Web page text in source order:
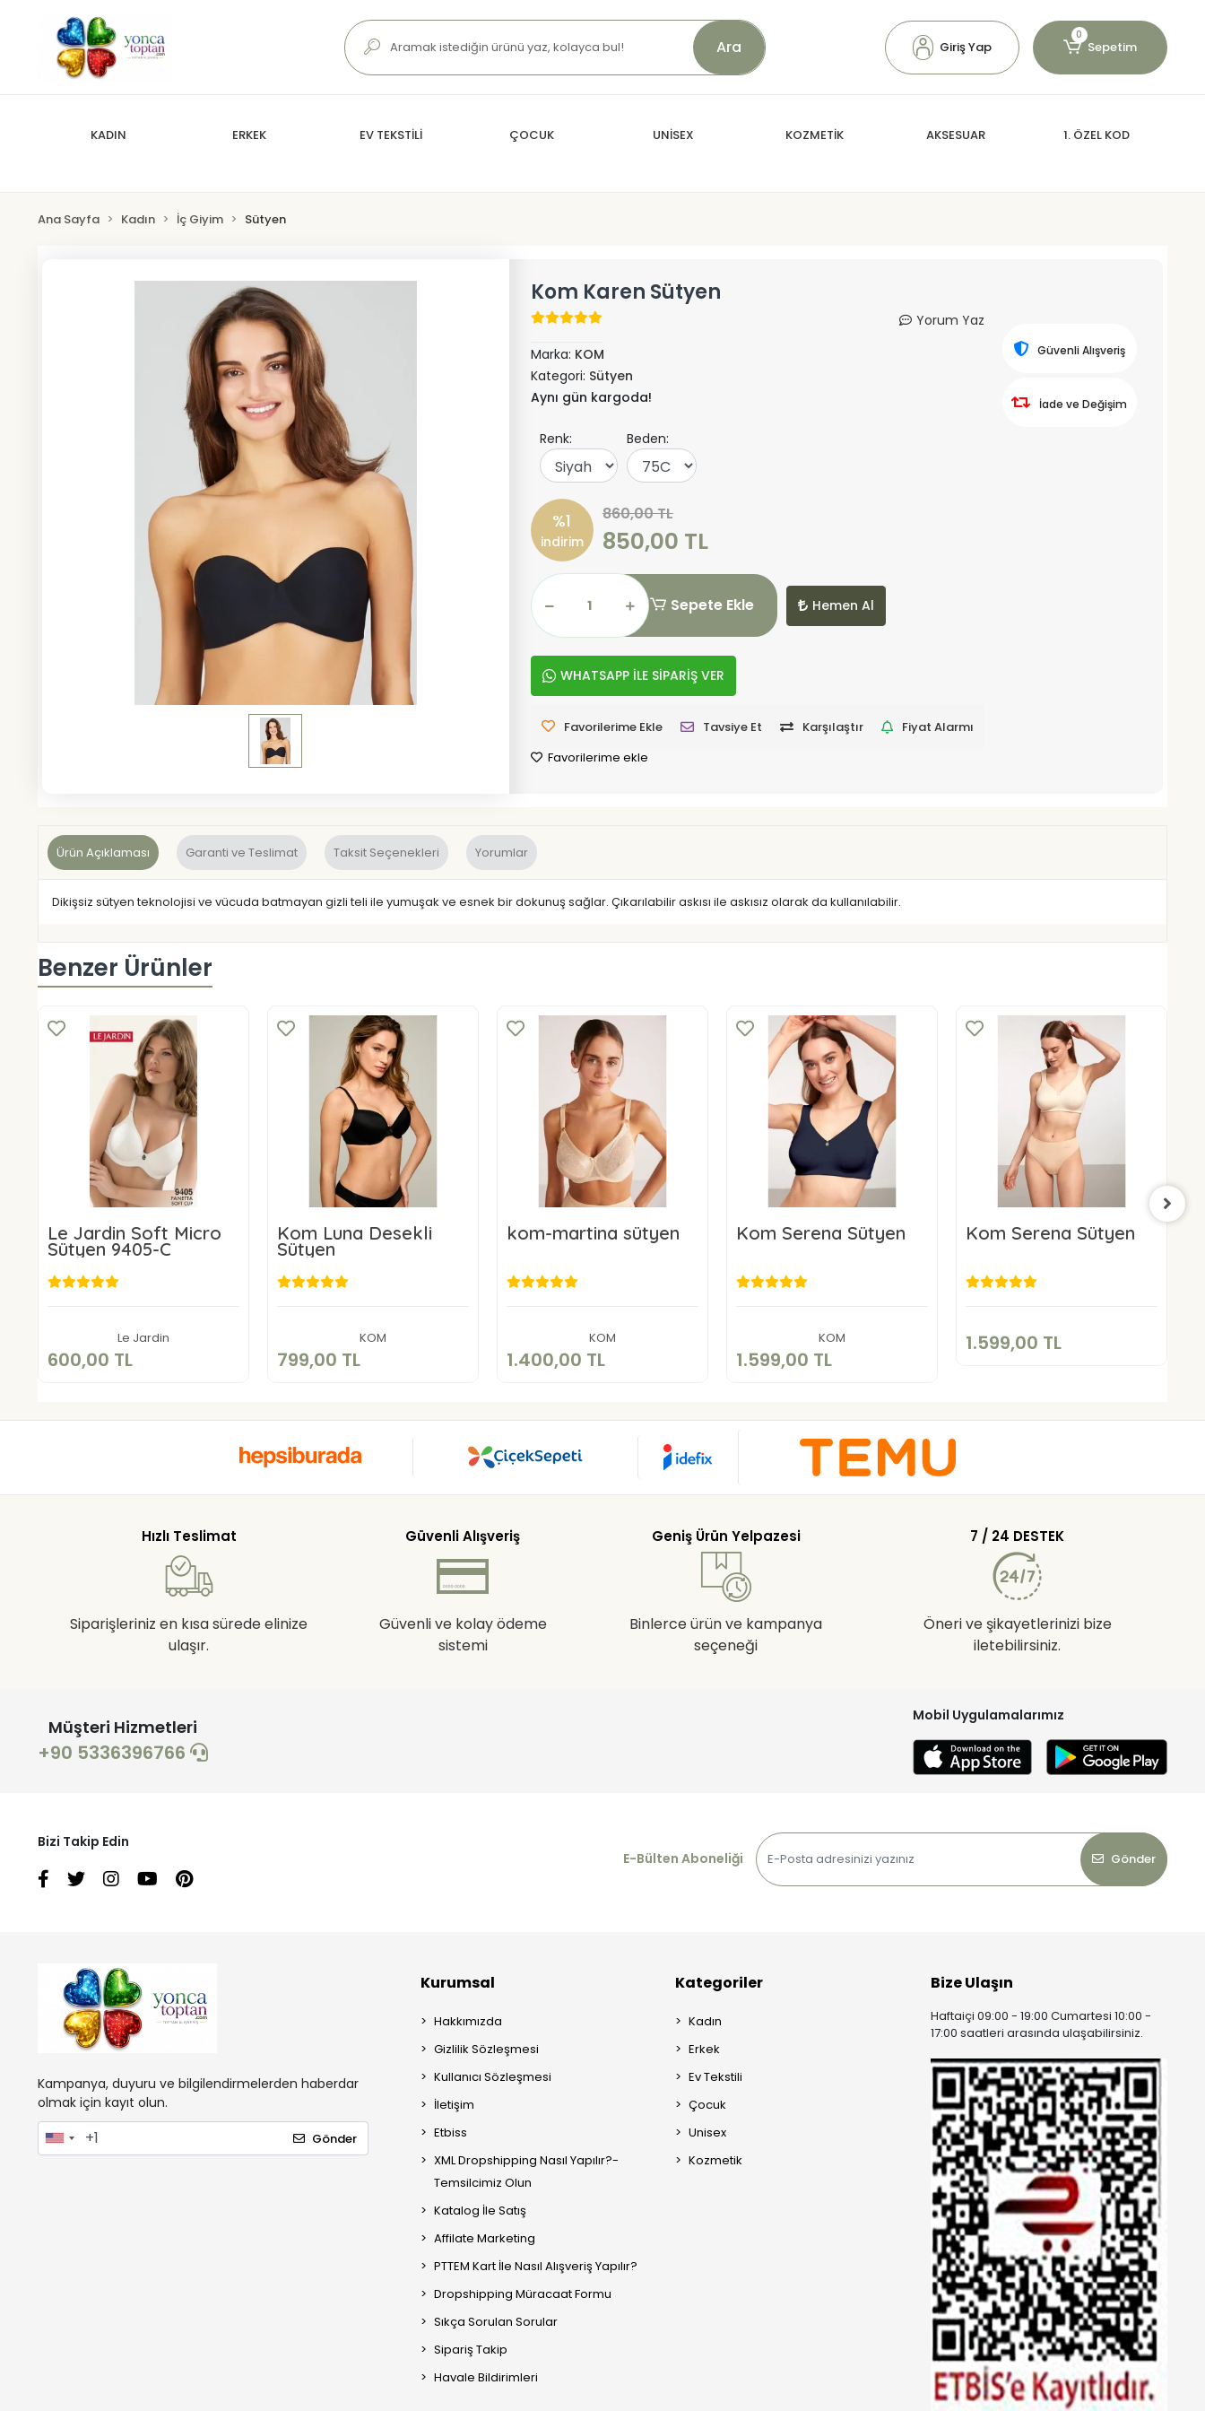
Ara Giriş Yap
0
Sepetim
KADIN ERKEK EV TEKSTİLİ ÇOCUK UNİSEX KOZMETİK AKSESUAR 1. ÖZEL KOD
Ana Sayfa Kadın İç Giyim Sütyen
Kom Karen Sütyen
Yorum Yaz
Marka: KOM
Kategori: Sütyen
Aynı gün kargoda!
Renk: Beden:
%1
indirim
860,00 TL
850,00 TL
Sepete Ekle Hemen Al
WHATSAPP İLE SİPARİŞ VER
Favorilerime Ekle Tavsiye Et Karşılaştır
Fiyat Alarmı
Favorilerime ekle
Güvenli Alışveriş
İade ve Değişim
Ürün Açıklaması Garanti ve Teslimat Taksit Seçenekleri Yorumlar
Dikişsiz sütyen teknolojisi ve vücuda batmayan gizli teli ile yumuşak ve esnek bir dokunuş sağlar. Çıkarılabilir askısı ile askısız olarak da kullanılabilir.
Benzer Ürünler
Le Jardin Soft Micro
Sütyen 9405-C
Le Jardin
600,00 TL
Sepete Ekle
Kom Luna Desekli
Sütyen
KOM
799,00 TL
Sepete Ekle
kom-martina sütyen
KOM
1.400,00 TL
Sepete Ekle
Kom Serena Sütyen
KOM
1.599,00 TL
Sepete Ekle
Kom Serena Sütyen
1.599,00 TL
1.599,00 TL
Hızlı Teslimat
Siparişleriniz en kısa sürede elinize
ulaşır.
Güvenli Alışveriş
Güvenli ve kolay ödeme
sistemi
Geniş Ürün Yelpazesi
Binlerce ürün ve kampanya
seçeneği
7 / 24 DESTEK
Öneri ve şikayetlerinizi bize
iletebilirsiniz.
Müşteri Hizmetleri
+90 5336396766
Mobil Uygulamalarımız
Bizi Takip Edin
E-Bülten Aboneliği
Gönder
Kampanya, duyuru ve bilgilendirmelerden haberdar
olmak için kayıt olun.
Gönder
Kurumsal
Hakkımızda
Gizlilik Sözleşmesi
Kullanıcı Sözleşmesi
İletişim
Etbiss
XML Dropshipping Nasıl Yapılır?-
Temsilcimiz Olun
Katalog İle Satış
Affilate Marketing
PTTEM Kart İle Nasıl Alışveriş Yapılır?
Dropshipping Müracaat Formu
Sıkça Sorulan Sorular
Sipariş Takip
Havale Bildirimleri
Kategoriler
Kadın
Erkek
Ev Tekstili
Çocuk
Unisex
Kozmetik
Bize Ulaşın
Haftaiçi 09:00 - 19:00 Cumartesi 10:00 -
17:00 saatleri arasında ulaşabilirsiniz.